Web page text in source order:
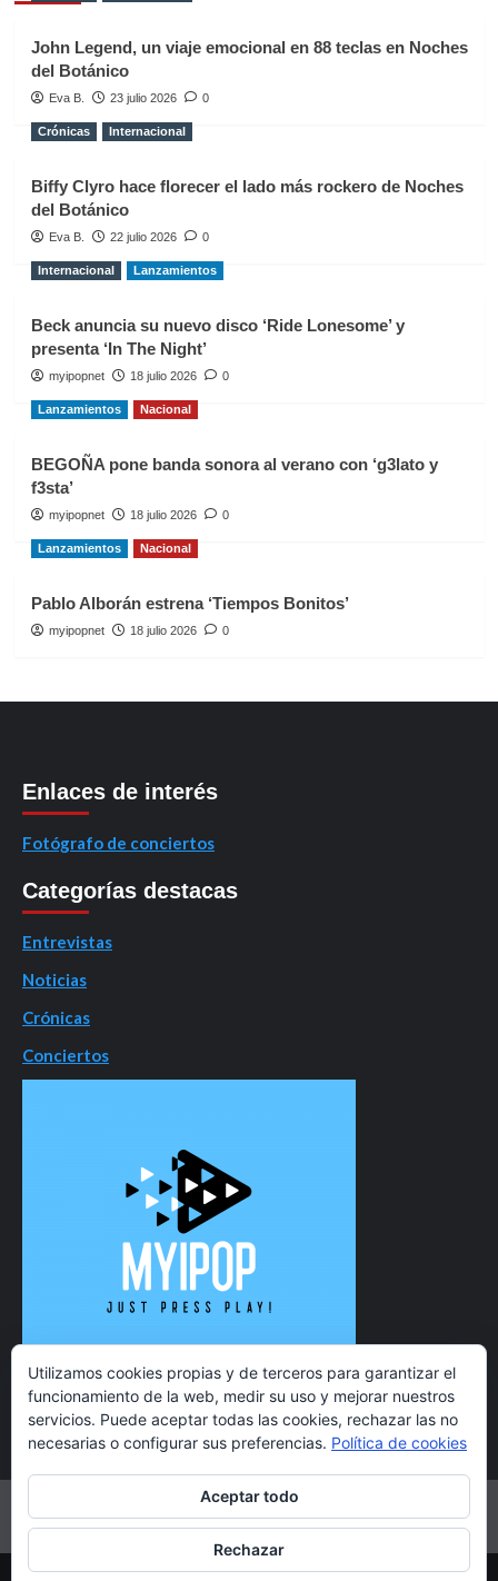
John Legend, un viaje emocional en 88 teclas en Noches
del Botánico
Eva B. 23 julio 2026 0
Crónicas Internacional
Biffy Clyro hace florecer el lado más rockero de Noches
del Botánico
Eva B. 22 julio 2026 0
Internacional Lanzamientos
Beck anuncia su nuevo disco ‘Ride Lonesome’ y
presenta ‘In The Night’
myipopnet 18 julio 2026 0
Lanzamientos Nacional
BEGOÑA pone banda sonora al verano con ‘g3lato y
f3sta’
myipopnet 18 julio 2026 0
Lanzamientos Nacional
Pablo Alborán estrena ‘Tiempos Bonitos’
myipopnet 18 julio 2026 0
Enlaces de interés
Fotógrafo de conciertos
Categorías destacas
Entrevistas
Noticias
Crónicas
Conciertos
TwitterInstagramFacebookYouTube
Utilizamos cookies propias y de terceros para garantizar el
funcionamiento de la web, medir su uso y mejorar nuestros
servicios. Puede aceptar todas las cookies, rechazar las no
necesarias o configurar sus preferencias. Política de cookies
Aceptar todo
Rechazar